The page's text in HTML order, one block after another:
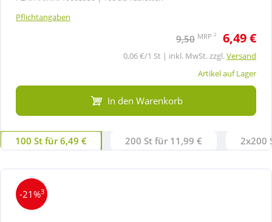
Pflichtangaben
9,50 MRP 2 6,49 €
0,06 €/1 St | inkl. MwSt. zzgl.Versand
Artikel auf Lager
In den Warenkorb
100 St für 6,49 € 200 St für 11,99 € 2x200
-21%3